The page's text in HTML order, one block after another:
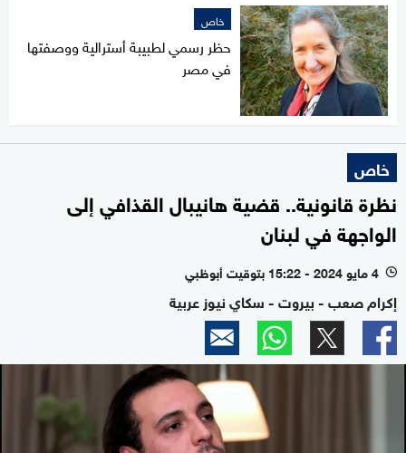
خاص
حظر رسمي لطبيبة أسترالية ووصفتها
في مصر
خاص
نظرة قانونية.. قضية هانيبال القذافي إلى
الواجهة في لبنان
l 4 مايو 2024 - 15:22 بتوقيت أبوظبي
إكرام صعب - بيروت - سكاي نيوز عربية